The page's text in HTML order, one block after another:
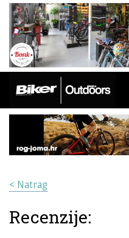
< Natrag
Recenzije: